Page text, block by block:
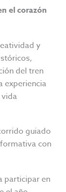
el corazón
y
del tren
experiencia
guiado
con
participar en